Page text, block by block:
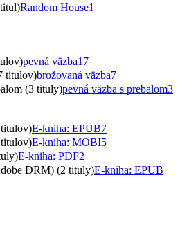
Random House1
pevná väzba17
titulov)brožovaná väzba7
(3 tituly)pevná väzba s prebalom3
E-kniha: EPUB7
E-kniha: MOBI5
E-kniha: PDF2
DRM) (2 tituly)E-kniha: EPUB